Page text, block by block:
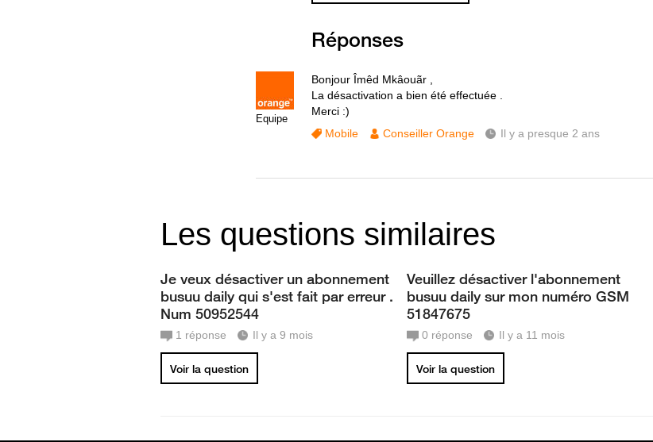
Réponses
Equipe
Bonjour Îmêd Mkâouãr ,
La désactivation a bien été effectuée .
Merci :)
Mobile
Conseiller Orange Il y a presque 2 ans
Les questions similaires
Je veux désactiver un abonnement
busuu daily qui s'est fait par erreur .
Num 50952544
1 réponse Il y a 9 mois
Voir la question
Veuillez désactiver l'abonnement
busuu daily sur mon numéro GSM
51847675
0 réponse Il y a 11 mois
Voir la question